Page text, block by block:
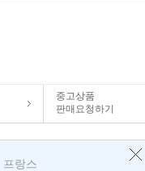
중고상품
판매요청하기
프랑스